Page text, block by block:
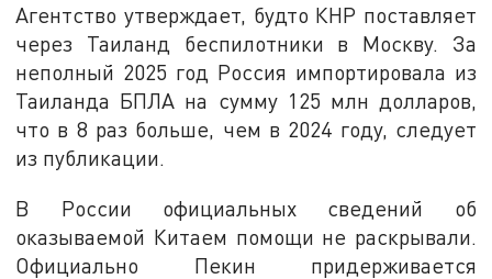
Агентство утверждает, будто КНР поставляет
через Таиланд беспилотники в Москву. За
неполный 2025 год Россия импортировала из
Таиланда БПЛА на сумму 125 млн долларов,
что в 8 раз больше, чем в 2024 году, следует
из публикации.
В России официальных сведений об
оказываемой Китаем помощи не раскрывали.
Официально Пекин придерживается